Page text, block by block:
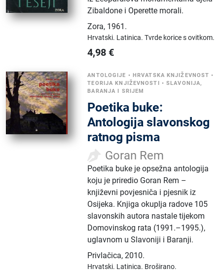
Zibaldone i Operette morali.
Zora, 1961.
Hrvatski. Latinica.Tvrde korice s ovitkom.
4,98 €
ANTOLOGIJE • HRVATSKA KNJIŽEVNOST •
TEORIJA KNJIŽEVNOSTI •SLAVONIJA,
BARANJA I SRIJEM
Poetika buke:
Antologija slavonskog
ratnog pisma
Goran Rem
Poetika buke je opsežna antologija
koju je priredio Goran Rem –
književni povjesniča i pjesnik iz
Osijeka. Knjiga okuplja radove 105
slavonskih autora nastale tijekom
Domovinskog rata (1991.–1995.),
uglavnom u Slavoniji i Baranji.
Privlačica,2010.
Hrvatski. Latinica. Broširano.